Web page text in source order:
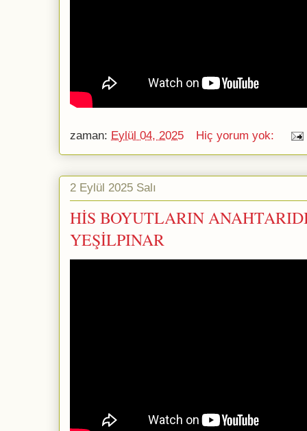
zaman: Eylül 04, 2025 Hiç yorum yok:
2 Eylül 2025 Salı
HİS BOYUTLARIN
YEŞİLPINAR